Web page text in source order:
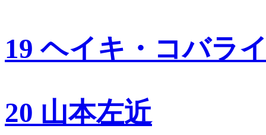
19 ヘイキ・コバラ
20 山本左近